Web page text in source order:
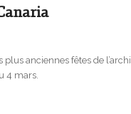
plus anciennes fêtes de
4 mars.